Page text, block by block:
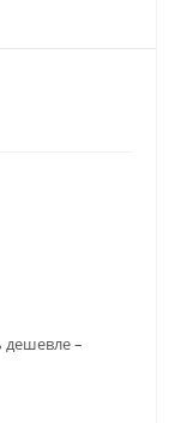
дешевле –